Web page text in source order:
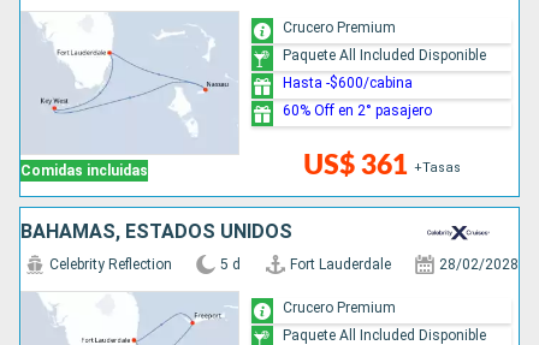
Comidas incluidas US$ 361 +Tasas
Crucero Premium
Paquete All Included Disponible
Hasta -$600/cabina
60% Off en 2° pasajero
BAHAMAS, ESTADOS UNIDOS
Celebrity Reflection 5 d Fort Lauderdale 28/02/2028
Crucero Premium
Paquete All Included Disponible